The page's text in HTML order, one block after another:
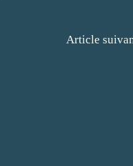
Article